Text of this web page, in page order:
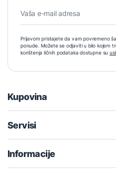
Prijavom pristajete da vam povremeno
ponude. Možete se odjaviti u bilo kojem
korištenja ličnih podataka dostupne su
Kupovina
Servisi
Informacije